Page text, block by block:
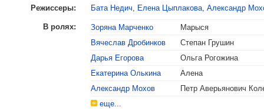
Режиссеры: Бата Недич, Елена Цыплакова,Александр
В ролях: Зоряна Марченко
Марыся
Вячеслав Дробинков
Степан Грушин
Дарья Егорова
Ольга Рогожина
Екатерина Олькина
Алена
Александр Мохов
Петр Аверьянович
еще...